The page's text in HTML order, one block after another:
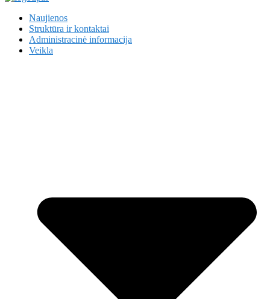
Naujienos
Struktūra ir kontaktai
Administracinė informacija
Veikla